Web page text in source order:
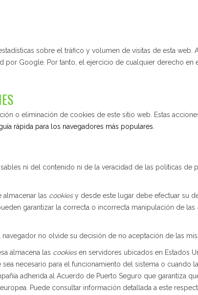
sobre el tráfico y volumen de visitas de esta web.
por Google. Por tanto, el ejercicio de cualquier derecho en
o eliminación de cookies de este sitio web. Estas
rápida para los navegadores más populares
ni del contenido ni de la veracidad de las políticas de
almacenar las cookiesy desde este lugar debe efectuar su
garantizar la correcta o incorrecta manipulación de las
no olvide su decisión de no aceptación de las
almacena las cookiesen servidores ubicados en Estados
necesario para el funcionamiento del sistema o cuando
adherida al Acuerdo de Puerto Seguro que garantiza
Puede consultar información detallada a este